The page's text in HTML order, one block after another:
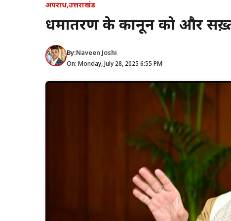
अपराध,उत्तराखंड
धर्मांतरण के कानून को और
By:Naveen Joshi
On: Monday, July 28, 2025 6:55 PM